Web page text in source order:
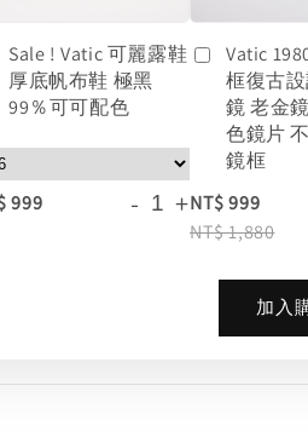
Sale ! Vatic 可麗露鞋
厚底帆布鞋 極黑
99％可可配色
999 - +
Vatic
框復古
鏡 老金
色鏡片
鏡框
NT$ 999
NT$ 1,880
加入